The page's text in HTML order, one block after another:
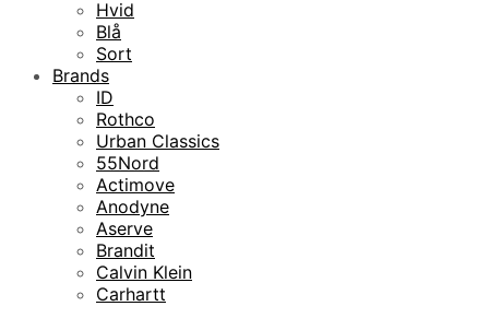
Hvid
Blå
Sort
Brands
ID
Rothco
Urban Classics
55Nord
Actimove
Anodyne
Aserve
Brandit
Calvin Klein
Carhartt